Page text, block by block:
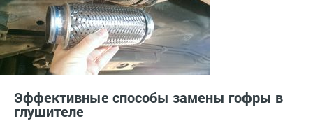
Эффективные способы замены гофры в
глушителе